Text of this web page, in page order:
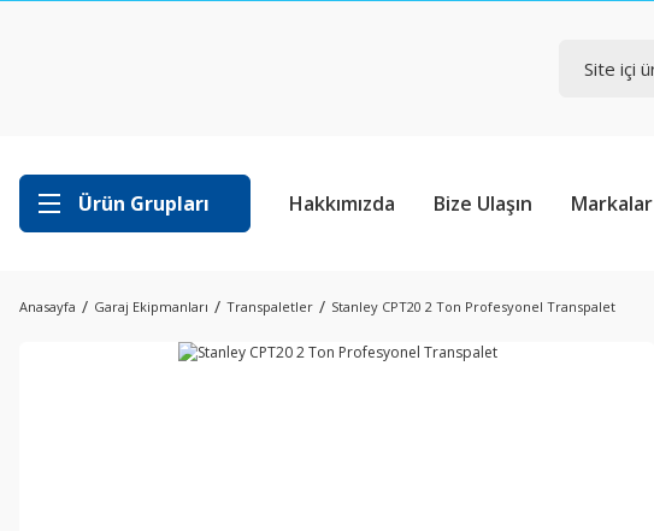
Ürün Grupları Hakkımızda Bize Ulaşın Markalar
Anasayfa Garaj Ekipmanları Transpaletler Stanley CPT20 2 Ton Profesyonel Transpalet